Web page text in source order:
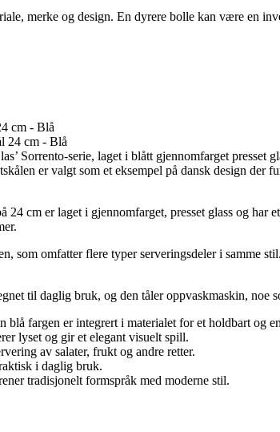
merke og design. En dyrere bolle kan være en
cm - Blå
Sorrento-serie, laget i blått gjennomfarget presset
er valgt som et eksempel på dansk design der
24 cm er laget i gjennomfarget, presset glass og
som omfatter flere typer serveringsdeler i samme
til daglig bruk, og den tåler oppvaskmaskin, noe
blå fargen er integrert i materialet for et holdbart og
lyset og gir et elegant visuelt spill.
av salater, frukt og andre retter.
i daglig bruk.
tradisjonelt formspråk med moderne stil.